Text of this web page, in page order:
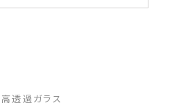
高透過ガラス